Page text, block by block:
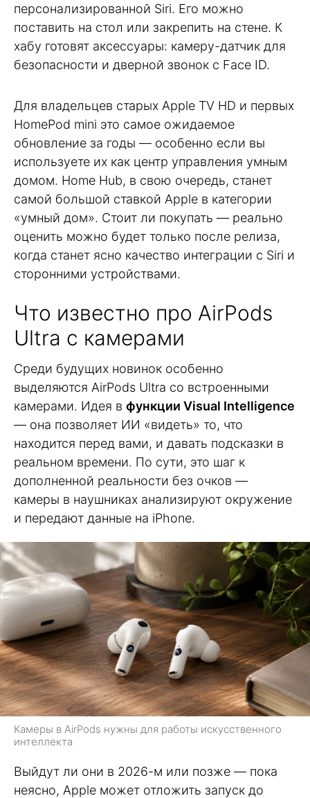
персонализированной Siri. Его можно
поставить на стол или закрепить на стене. К
хабу готовят аксессуары: камеру-датчик для
безопасности и дверной звонок с Face ID.
Для владельцев старых Apple TV HD и первых
HomePod mini это самое ожидаемое
обновление за годы — особенно если вы
используете их как центр управления умным
домом. Home Hub, в свою очередь, станет
самой большой ставкой Apple в категории
«умный дом». Стоит ли покупать — реально
оценить можно будет только после релиза,
когда станет ясно качество интеграции с Siri и
сторонними устройствами.
Что известно про AirPods
Ultra с камерами
Среди будущих новинок особенно
выделяются AirPods Ultra со встроенными
камерами. Идея в функции Visual Intelligence
— она позволяет ИИ «видеть» то, что
находится перед вами, и давать подсказки в
реальном времени. По сути, это шаг к
дополненной реальности без очков —
камеры в наушниках анализируют окружение
и передают данные на iPhone.
Камеры в AirPods нужны для работы искусственного
интеллекта
Выйдут ли они в 2026-м или позже — пока
неясно, Apple может отложить запуск до